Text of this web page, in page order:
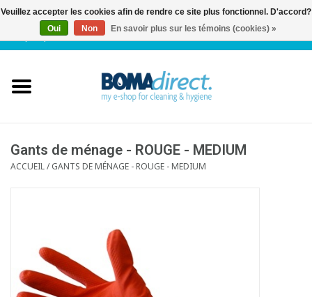
FR| 0 Articles
Service client
Gants de ménage - ROUGE - MEDIUM
ACCUEIL/GANTS DE MÉNAGE - ROUGE - MEDIUM
Veuillez accepter les cookies afin de rendre ce site plus fonctionnel. D'accord?
Oui
Non En savoir plus sur les témoins (cookies) »